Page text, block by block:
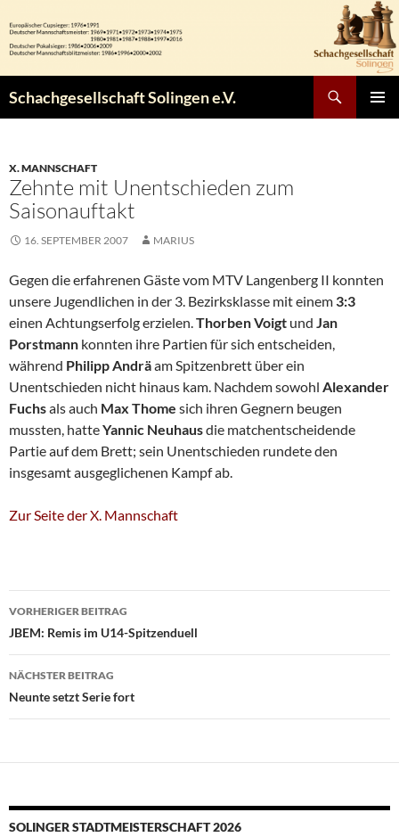
Inhalt
springen
Schachgesellschaft Solingen e.V.
X. MANNSCHAFT
Zehnte mit Unentschieden zum
Saisonauftakt
16. SEPTEMBER 2007 MARIUS
Gegen die erfahrenen Gäste vom MTV Langenberg II konnten
unsere Jugendlichen in der 3. Bezirksklasse mit einem 3:3
einen Achtungserfolg erzielen.Thorben Voigt und Jan
Porstmann konnten ihre Partien für sich entscheiden,
während Philipp Andräam Spitzenbrett über ein
Unentschieden nicht hinaus kam. Nachdem sowohl Alexander
Fuchsals auch Max Thome sich ihren Gegnern beugen
mussten, hatteYannic Neuhausdie matchentscheidende
Partie auf dem Brett; sein Unentschieden rundete den
insgesamt ausgeglichenen Kampf ab.
Zur Seite der X. Mannschaft
Beitragsnavigation
VORHERIGER BEITRAG
JBEM: Remis im U14-Spitzenduell
NÄCHSTER BEITRAG
Neunte setzt Serie fort
SOLINGER STADTMEISTERSCHAFT 2026